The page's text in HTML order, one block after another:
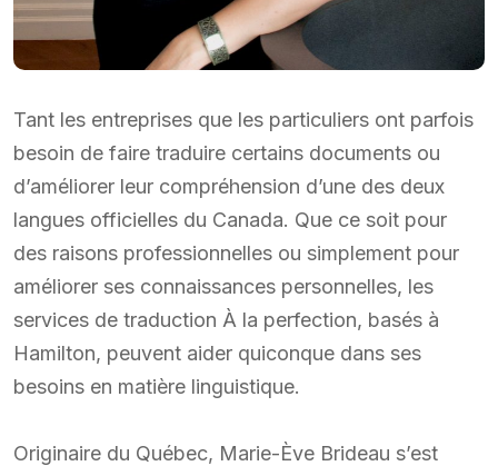
Tant les entreprises que les particuliers ont parfois
besoin de faire traduire certains documents ou
d’améliorer leur compréhension d’une des deux
langues officielles du Canada. Que ce soit pour
des raisons professionnelles ou simplement pour
améliorer ses connaissances personnelles, les
services de traduction À la perfection, basés à
Hamilton, peuvent aider quiconque dans ses
besoins en matière linguistique.
Originaire du Québec, Marie-Ève Brideau s’est